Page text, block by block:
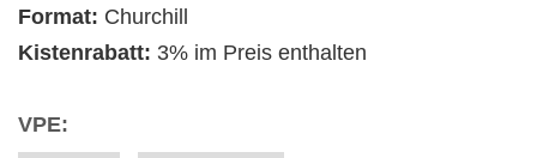
Format: Churchill
Kistenrabatt: 3% im Preis enthalten
VPE: